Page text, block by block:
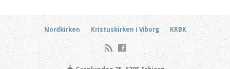
Nordkirken Kristuskirken i Viborg KRBK